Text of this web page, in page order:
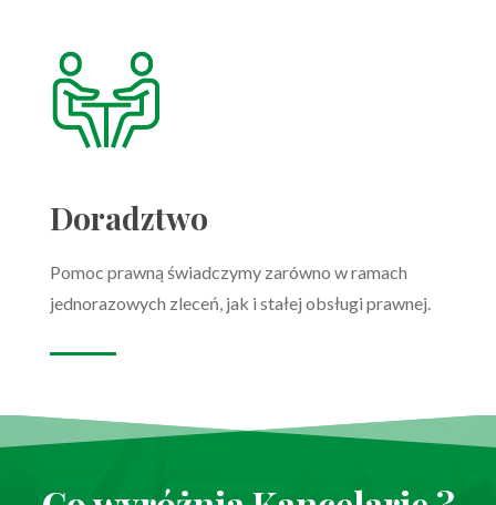
Doradztwo
Pomoc prawną świadczymy zarówno w ramach
jednorazowych zleceń, jak i stałej obsługi prawnej.